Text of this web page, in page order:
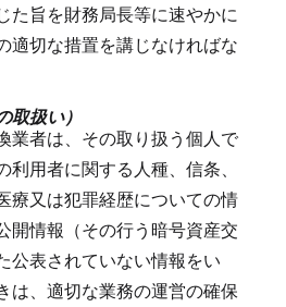
た旨を財務局長等に速やかに
適切な措置を講じなければな
取扱い）
業者は、その取り扱う個人で
用者に関する人種、信条、
療又は犯罪経歴についての情
開情報（その行う暗号資産交
公表されていない情報をい
は、適切な業務の運営の確保